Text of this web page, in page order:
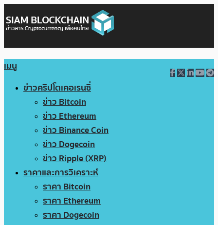
เมนู
ข่าวคริปโตเคอเรนซี่
ข่าว Bitcoin
ข่าว Ethereum
ข่าว Binance Coin
ข่าว Dogecoin
ข่าว Ripple (XRP)
ราคาและการวิเคราะห์
ราคา Bitcoin
ราคา Ethereum
ราคา Dogecoin